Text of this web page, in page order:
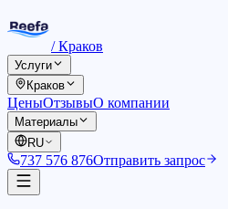
/Краков
Услуги
Краков
ЦеныОтзывыО компании
Материалы
RU
737 576 876Отправить запрос